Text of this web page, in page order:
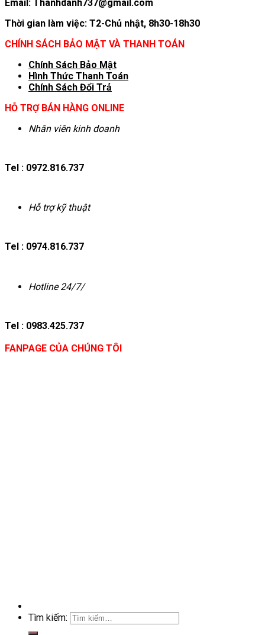
Email: Thanhdanh737@gmail.com
Thời gian làm việc: T2-Chủ nhật, 8h30-18h30
CHÍNH SÁCH BẢO MẬT VÀ THANH TOÁN
Chính Sách Bảo Mật
Hình Thức Thanh Toán
Chính Sách Đổi Trả
HỖ TRỢ BÁN HÀNG ONLINE
Nhân viên kinh doanh
Tel : 0972.816.737
Hỗ trợ kỹ thuật
Tel : 0974.816.737
Hotline 24/7/
Tel : 0983.425.737
FANPAGE CỦA CHÚNG TÔI
Tìm kiếm: